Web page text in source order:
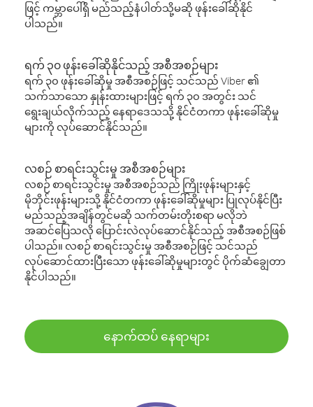
ဖြင့် ကမ္ဘာပေါ်ရှိ မည်သည့်နံပါတ်သို့မဆို ဖုန်းခေါ်ဆိုနိုင်
ပါသည်။
ရက် ၃၀ ဖုန်းခေါ်ဆိုနိုင်သည့် အစီအစဉ်များ
ရက် ၃၀ ဖုန်းခေါ်ဆိုမှု အစီအစဉ်ဖြင့် သင်သည် Viber ၏
သက်သာသော နှုန်းထားများဖြင့် ရက် ၃၀ အတွင်း သင်
ရွေးချယ်လိုက်သည့် နေရာဒေသသို့ နိုင်ငံတကာ ဖုန်းခေါ်ဆိုမှု
များကို လုပ်ဆောင်နိုင်သည်။
လစဉ် စာရင်းသွင်းမှု အစီအစဉ်များ
လစဉ် စာရင်းသွင်းမှု အစီအစဉ်သည် ကြိုးဖုန်းများနှင့်
မိုဘိုင်းဖုန်းများသို့ နိုင်ငံတကာ ဖုန်းခေါ်ဆိုမှုများ ပြုလုပ်နိုင်ပြီး
မည်သည့်အချိန်တွင်မဆို သက်တမ်းတိုးစရာ မလိုဘဲ
အဆင်ပြေသလို ပြောင်းလဲလုပ်ဆောင်နိုင်သည့် အစီအစဉ်ဖြစ်
ပါသည်။ လစဉ် စာရင်းသွင်းမှု အစီအစဉ်ဖြင့် သင်သည်
လုပ်ဆောင်ထားပြီးသော ဖုန်းခေါ်ဆိုမှုများတွင် ပိုက်ဆံချွေတာ
နိုင်ပါသည်။
နောက်ထပ် နေရာများ